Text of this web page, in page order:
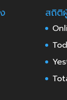
สถิติ